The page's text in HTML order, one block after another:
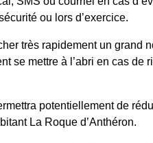
049/2024 :
ou lors d’exercice.
très rapidement un grand
se mettre à l’abri en cas de
potentiellement de
La Roque d’Anthéron.